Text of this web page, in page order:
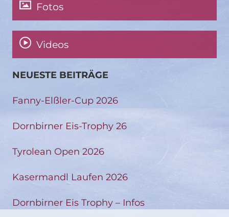
Fotos
Videos
NEUESTE BEITRÄGE
Fanny-Elßler-Cup 2026
Dornbirner Eis-Trophy 26
Tyrolean Open 2026
Kasermandl Laufen 2026
Dornbirner Eis Trophy – Infos